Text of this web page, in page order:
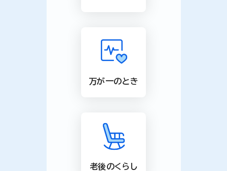
万が一のとき
老後のくらし